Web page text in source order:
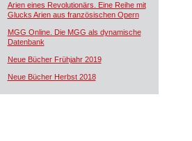
Arien eines Revolutionärs. Eine Reihe mit
Glucks Arien aus französischen Opern
MGG Online. Die MGG als dynamische
Datenbank
Neue Bücher Frühjahr 2019
Neue Bücher Herbst 2018